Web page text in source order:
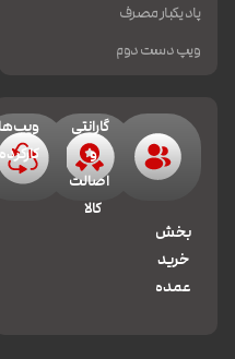
پاد یکبار مصرف
ویپ دست دوم
بخش
خرید
عمده
گارانتی
و
اصالت
کالا
کارکرده